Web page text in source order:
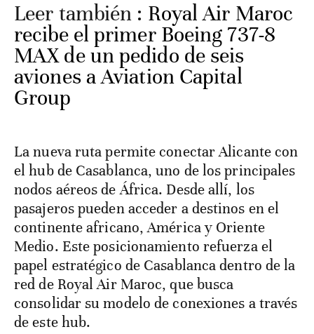
Leer también : Royal Air Maroc
recibe el primer Boeing 737-8
MAX de un pedido de seis
aviones a Aviation Capital
Group
La nueva ruta permite conectar Alicante con
el hub de Casablanca, uno de los principales
nodos aéreos de África. Desde allí, los
pasajeros pueden acceder a destinos en el
continente africano, América y Oriente
Medio. Este posicionamiento refuerza el
papel estratégico de Casablanca dentro de la
red de Royal Air Maroc, que busca
consolidar su modelo de conexiones a través
de este hub.